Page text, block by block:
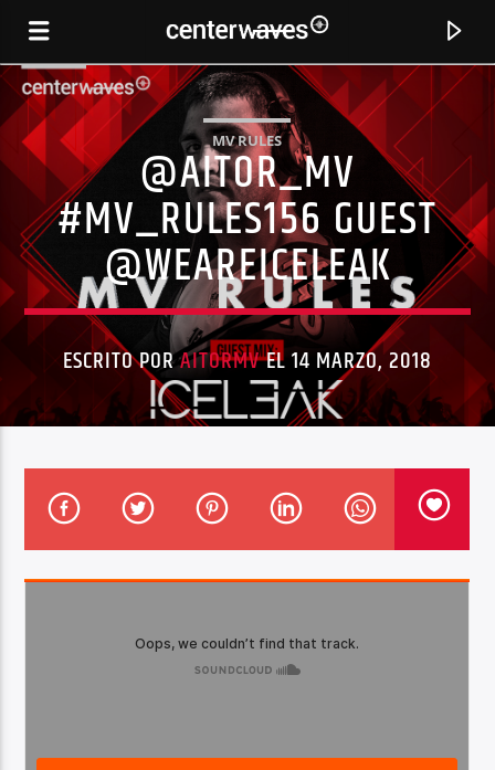
CANCIÓN ACTUAL
GWEN MCCRAE
Center Waves
MV RULES
@AITOR_MV
#MV_RULES156 GUEST
@WEAREICELEAK
ESCRITO PORAITORMVEL 14 MARZO, 2018